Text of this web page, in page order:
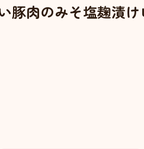
豚肉のみそ塩麹漬け